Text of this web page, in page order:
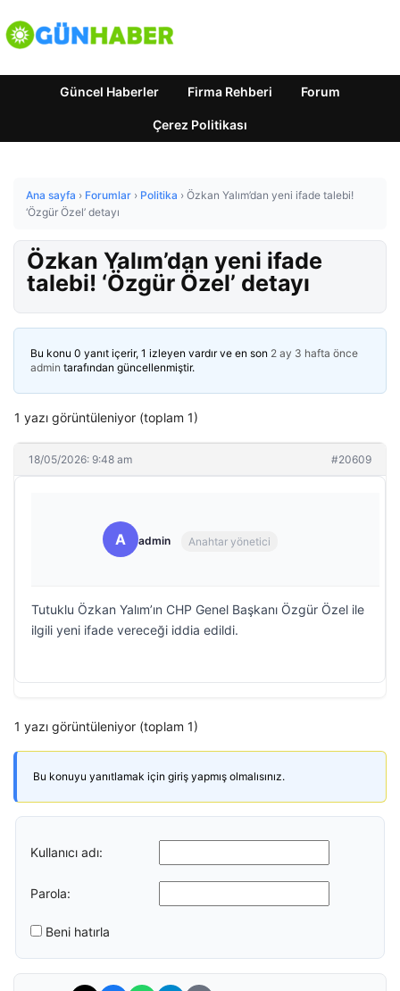
Güncel Haberler Firma Rehberi Forum
Çerez Politikası
Ana sayfa › Forumlar › Politika › Özkan Yalım’dan yeni ifade talebi!
‘Özgür Özel’ detayı
Özkan Yalım’dan yeni ifade
talebi! ‘Özgür Özel’ detayı
Bu konu 0 yanıt içerir, 1 izleyen vardır ve en son 2 ay 3 hafta önce
admin tarafından güncellenmiştir.
1 yazı görüntüleniyor (toplam 1)
18/05/2026: 9:48 am #20609
A admin Anahtar yönetici
Tutuklu Özkan Yalım’ın CHP Genel Başkanı Özgür Özel ile
ilgili yeni ifade vereceği iddia edildi.
1 yazı görüntüleniyor (toplam 1)
Bu konuyu yanıtlamak için giriş yapmış olmalısınız.
Kullanıcı adı:
Parola:
Beni hatırla